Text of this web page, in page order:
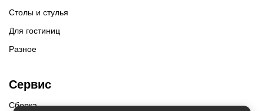
Столы и стулья
Для гостиниц
Разное
Сервис
Сборка